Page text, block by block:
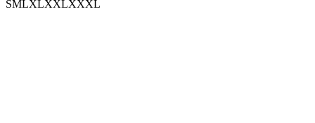
SMLXLXXLXXXL